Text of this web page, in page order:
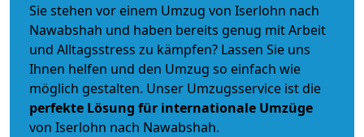
Sie stehen vor einem Umzug von Iserlohn nach
Nawabshah und haben bereits genug mit Arbeit
und Alltagsstress zu kämpfen? Lassen Sie uns
Ihnen helfen und den Umzug so einfach wie
möglich gestalten. Unser Umzugsservice ist die
perfekte Lösung für internationale Umzüge
von Iserlohn nach Nawabshah.